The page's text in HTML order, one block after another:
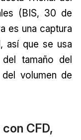
(BIS, 30 de
es una captura
así que se usa
tamaño del
volumen de
CFD,